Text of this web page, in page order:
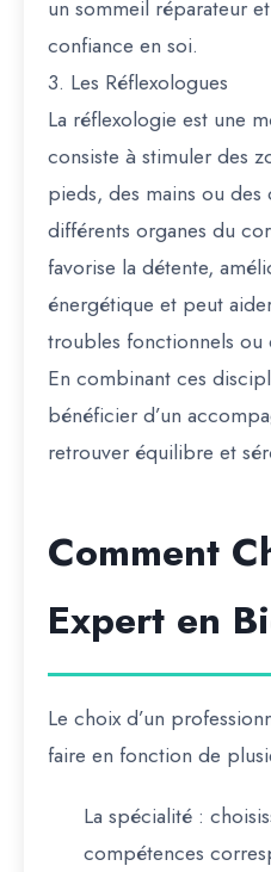
un sommeil réparateur
confiance en soi.
3. Les Réflexologues
La réflexologie est une
consiste à stimuler des
pieds, des mains ou
différents organes du
favorise la détente,
énergétique et peut
troubles fonctionnels ou
En combinant ces
bénéficier d’un
retrouver équilibre et
Comment
Expert en
Le choix d’un
faire en fonction de
La spécialité :
compétences